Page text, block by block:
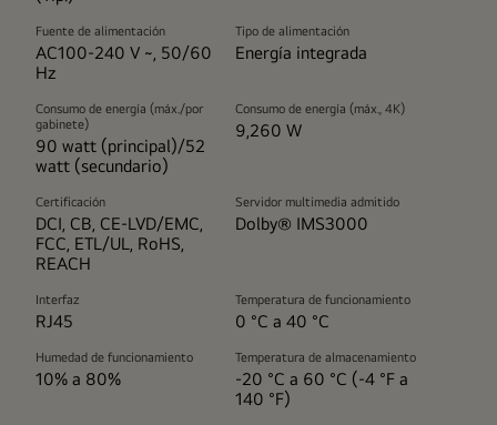
Fuente de alimentación
AC100-240 V ~, 50/60
Hz
Tipo de alimentación
Energía integrada
Consumo de energía (máx./por
gabinete)
90 watt (principal)/52
watt (secundario)
Consumo de energía (máx., 4K)
9,260 W
Certificación
DCI, CB, CE-LVD/EMC,
FCC, ETL/UL, RoHS,
REACH
Servidor multimedia admitido
Dolby® IMS3000
Interfaz
RJ45
Temperatura de funcionamiento
0 °C a 40 °C
Humedad de funcionamiento
10% a 80%
Temperatura de almacenamiento
-20 °C a 60 °C (-4 °F a
140 °F)